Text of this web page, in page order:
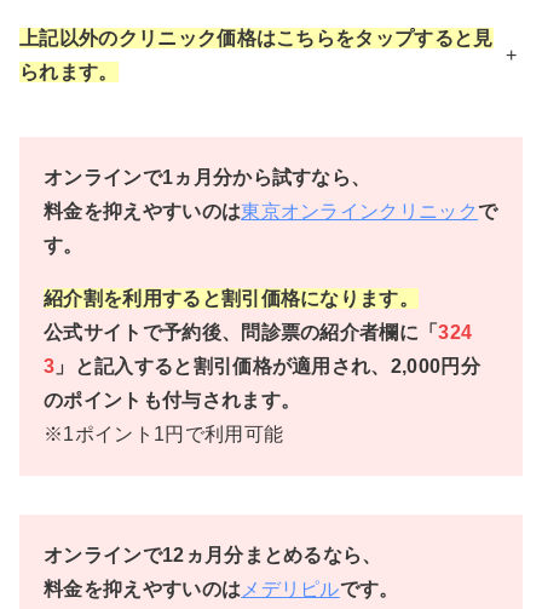
上記以外のクリニック価格はこちらをタップすると見
られます。
+
オンラインで1ヵ月分から試すなら、
料金を抑えやすいのは東京オンラインクリニックで
す。
紹介割を利用すると割引価格になります。
公式サイトで予約後、問診票の紹介者欄に「324
3 」と記入すると割引価格が適用され、2,000円分
のポイントも付与されます。
※1ポイント1円で利用可能
オンラインで12ヵ月分まとめるなら、
料金を抑えやすいのは メデリピルです。